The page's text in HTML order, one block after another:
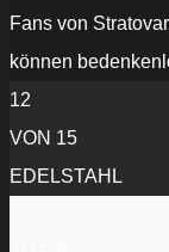
von
YouTube
anzeigen
Fans von
können
12
VON 15
EDELSTAHL